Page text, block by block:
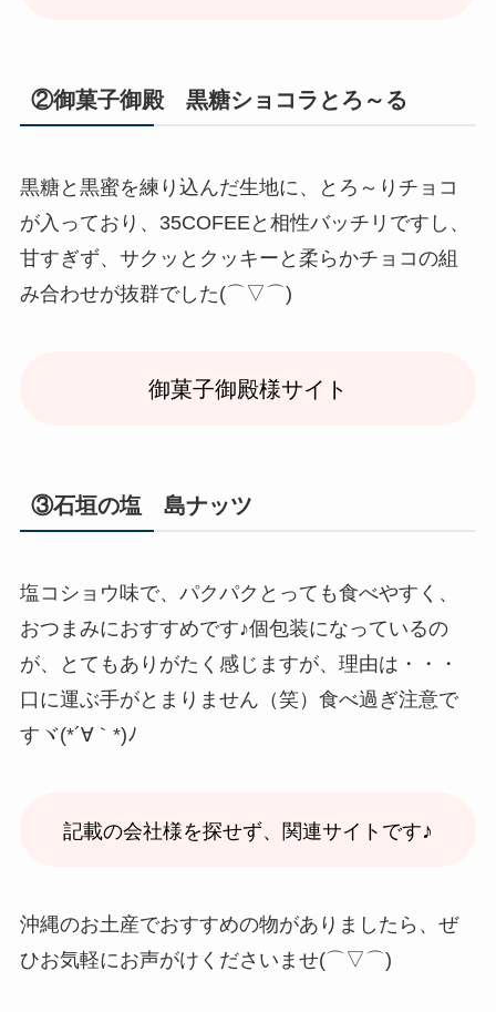
②御菓子御殿 黒糖ショコラとろ～る
黒糖と黒蜜を練り込んだ生地に、とろ～りチョコ
が入っており、35COFEEと相性バッチリですし、
甘すぎず、サクッとクッキーと柔らかチョコの組
み合わせが抜群でした(⌒▽⌒)
御菓子御殿様サイト
③石垣の塩 島ナッツ
塩コショウ味で、パクパクとっても食べやすく、
おつまみにおすすめです♪個包装になっているの
が、とてもありがたく感じますが、理由は・・・
口に運ぶ手がとまりません（笑）食べ過ぎ注意で
すヾ(*´∀｀*)ﾉ
記載の会社様を探せず、関連サイトです♪
沖縄のお土産でおすすめの物がありましたら、ぜ
ひお気軽にお声がけくださいませ(⌒▽⌒)